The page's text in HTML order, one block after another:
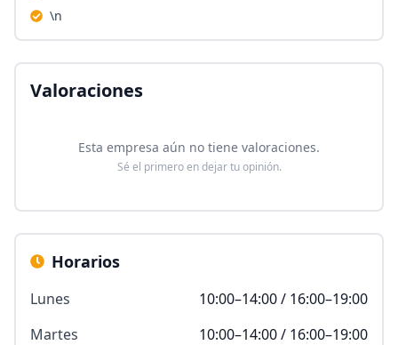
\n
Valoraciones
Esta empresa aún no tiene valoraciones.
Sé el primero en dejar tu opinión.
Horarios
Lunes
10:00–14:00 / 16:00–19:00
Martes
10:00–14:00 / 16:00–19:00